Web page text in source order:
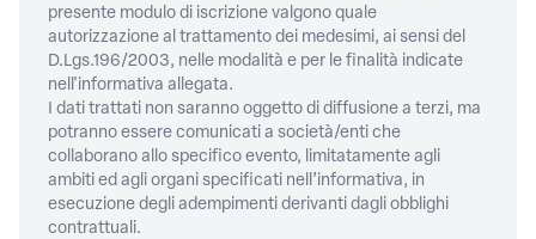
presente modulo di iscrizione valgono quale
autorizzazione al trattamento dei medesimi, ai sensi del
D.Lgs.196/2003, nelle modalità e per le finalità indicate
nell'informativa allegata.
I dati trattati non saranno oggetto di diffusione a terzi, ma
potranno essere comunicati a società/enti che
collaborano allo specifico evento, limitatamente agli
ambiti ed agli organi specificati nell’informativa, in
esecuzione degli adempimenti derivanti dagli obblighi
contrattuali.